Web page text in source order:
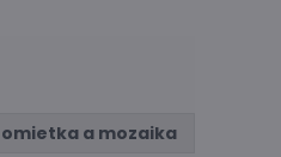
a mozaika